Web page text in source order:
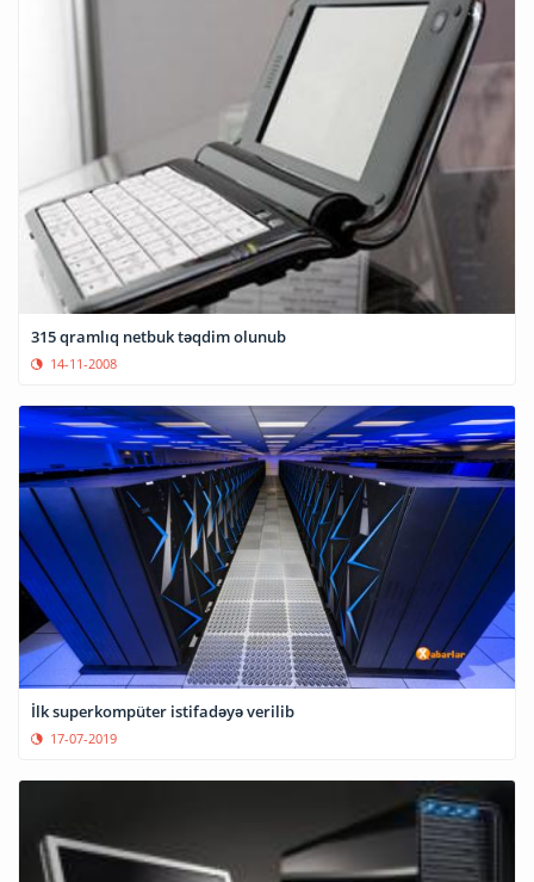
315 qramlıq netbuk təqdim olunub
14-11-2008
İlk superkompüter istifadəyə verilib
17-07-2019